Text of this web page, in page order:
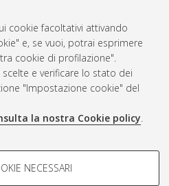
cookie facoltativi attivando
e, se vuoi, potrai esprimere
cookie di profilazione".
e verificare lo stato dei
"Impostazione cookie" del
la nostra Cookie policy.
-
NECESSARI